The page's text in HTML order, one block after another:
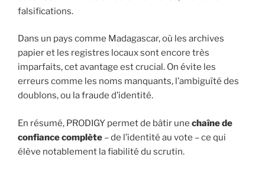
falsifications.
Dans un pays comme Madagascar, où les archives
papier et les registres locaux sont encore très
imparfaits, cet avantage est crucial. On évite les
erreurs comme les noms manquants, l’ambiguïté des
doublons, ou la fraude d’identité.
En résumé, PRODIGY permet de bâtir une chaîne de
confiance complète – de l’identité au vote – ce qui
élève notablement la fiabilité du scrutin.